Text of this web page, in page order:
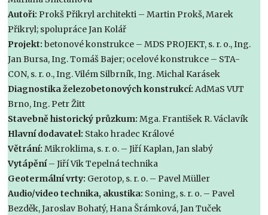
Autoři:Prokš Přikryl architekti – Martin Prokš, Marek
Přikryl; spolupráce Jan Kolář
Projekt:betonové konstrukce – MDS PROJEKT, s. r. o., Ing.
Jan Bursa, Ing. Tomáš Bajer; ocelové konstrukce – STA-
CON, s. r. o., Ing. Vilém Silbrník, Ing. Michal Karásek
Diagnostika železobetonových konstrukcí:AdMaS VUT
Brno, Ing. Petr Žitt
Stavebně historický průzkum:Mga. František R. Václavík
Hlavní dodavatel: Stako hradec Králové
Větrání:Mikroklima, s. r. o. – Jiří Kaplan, Jan slabý
Vytápění – Jiří Vik Tepelná technika
Geotermální vrty: Gerotop, s. r. o. – Pavel Müller
Audio/video technika, akustika: Soning, s. r. o. – Pavel
Bezděk, Jaroslav Bohatý, Hana Šrámková, Jan Tuček